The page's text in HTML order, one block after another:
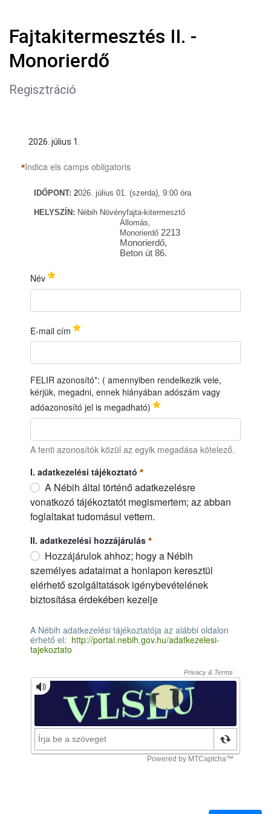
Fajtakitermesztés II. -
Monorierdő
Regisztráció
2026. július 1.
Indica els camps obligatoris
IDŐPONT: 2026. július 01. (szerda), 9:00 óra
HELYSZÍN: Nébih Növényfajta-kitermesztő
Állomás,
Monorierdő 2213
Monorierdő,
Beton út 86.
IDŐ PONT:
Név
E-mail cím
FELIR azonosító*: ( amennyiben rendelkezik vele,
kérjük, megadni, ennek hiányában adószám vagy
adóazonosító jel is megadható)
FELIR azonosító*: ( amennyiben rendelkezik vele, kérjük,
A fenti azonosítók közül az egyik megadása kötelező.
I. adatkezelési tájékoztató
A Nébih által történő adatkezelésre
vonatkozó tájékoztatót megismertem; az abban
foglaltakat tudomásul vettem.
II. adatkezelési hozzájárulás
Hozzájárulok ahhoz; hogy a Nébih
személyes adataimat a honlapon keresztül
elérhető szolgáltatások igénybevételének
biztosítása érdekében kezelje
A Nébih adatkezelési tájékoztatója az alábbi oldalon
érhető el: http://portal.nebih.gov.hu/adatkezelesi-
tajekoztato
A Nébih adatkezelési tájékoztatója az alábbi oldalon érhető